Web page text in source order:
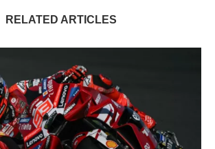
RELATED ARTICLES